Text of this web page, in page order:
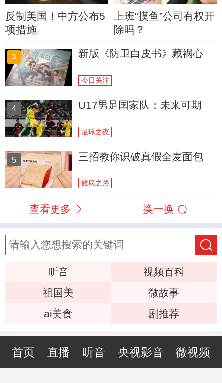
反制美国！中方公布5
项措施
上班“摸鱼”公司有权开
除吗？
3 新版《防卫白皮书》藏祸心
今日关注
4 U17男足国家队：未来可期
足球之夜
5 三招教你识破真假全麦面包
健康之路
查看更多 换一换
听音
视频百科
祖国美
微故事
ai美食
剧推荐
首页 直播 听音 央视影音 微视频